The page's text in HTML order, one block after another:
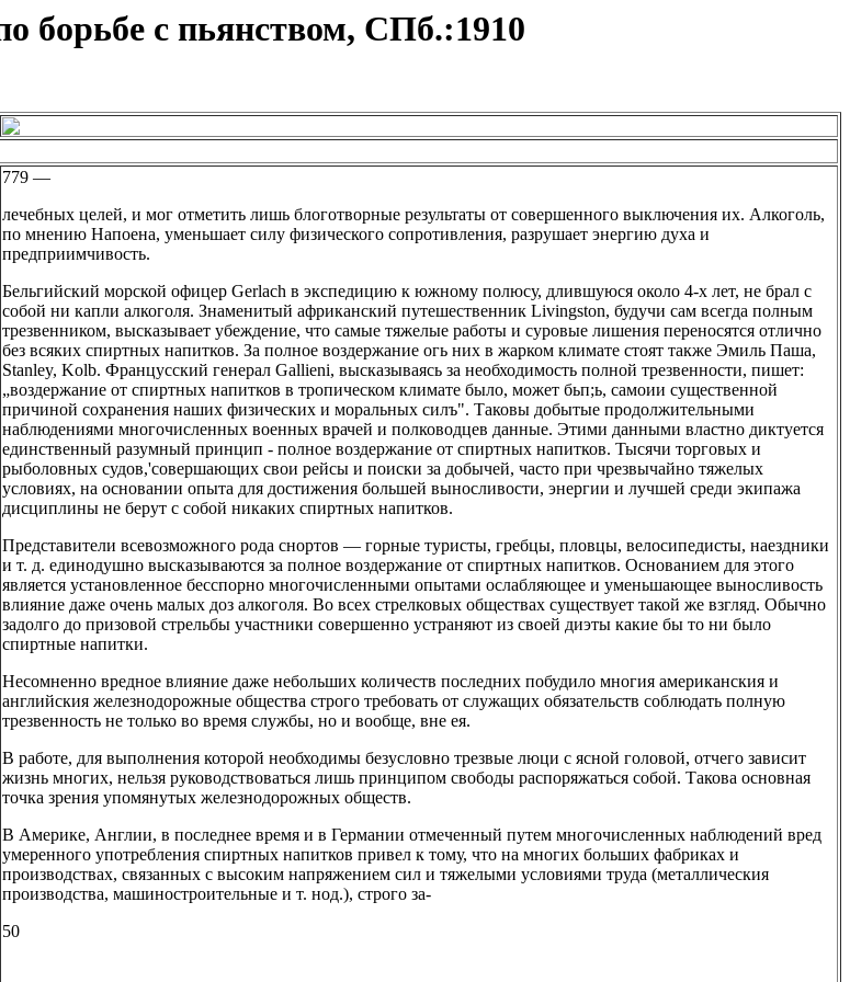
борьбе с пьянством, СПб.:1910
779 —
лечебных целей, и мог отметить лишь блоготворные результаты от совершенного выключения их. Алкоголь,
по мнению Напоена, уменьшает силу физического сопротивления, разрушает энергию духа и
предприимчивость.
Бельгийский морской офицер Gerlach в экспедицию к южному полюсу, длившуюся около 4-х лет, не брал с
собой ни капли алкоголя. Знаменитый африканский путешественник Livingston, будучи сам всегда полным
трезвенником, высказывает убеждение, что самые тяжелые работы и суровые лишения переносятся отлично
без всяких спиртных напитков. За полное воздержание огь них в жарком климате стоят также Эмиль Паша,
Stanley, Kolb. Францусский генерал Gallieni, высказываясь за необходимость полной трезвенности, пишет:
„воздержание от спиртных напитков в тропическом климате было, может бьп;ь, самоии существенной
причиной сохранения наших физических и моральных силъ". Таковы добытые продолжительными
наблюдениями многочисленных военных врачей и полководцев данные. Этими данными властно диктуется
единственный разумный принцип - полное воздержание от спиртных напитков. Тысячи торговых и
рыболовных судов,'совершающих свои рейсы и поиски за добычей, часто при чрезвычайно тяжелых
условиях, на основании опыта для достижения большей выносливости, энергии и лучшей среди экипажа
дисциплины не берут с собой никаких спиртных напитков.
Представители всевозможного рода снортов — горные туристы, гребцы, пловцы, велосипедисты, наездники
и т. д. единодушно высказываются за полное воздержание от спиртных напитков. Основанием для этого
является установленное бесспорно многочисленными опытами ослабляющее и уменьшающее выносливость
влияние даже очень малых доз алкоголя. Во всех стрелковых обществах существует такой же взгляд. Обычно
задолго до призовой стрельбы участники совершенно устраняют из своей диэты какие бы то ни было
спиртные напитки.
Несомненно вредное влияние даже небольших количеств последних побудило многия американския и
английския железнодорожные общества строго требовать от служащих обязательств соблюдать полную
трезвенность не только во время службы, но и вообще, вне ея.
В работе, для выполнения которой необходимы безусловно трезвые люци с ясной головой, отчего зависит
жизнь многих, нельзя руководствоваться лишь принципом свободы распоряжаться собой. Такова основная
точка зрения упомянутых железнодорожных обществ.
В Америке, Англии, в последнее время и в Германии отмеченный путем многочисленных наблюдений вред
умеренного употребления спиртных напитков привел к тому, что на многих больших фабриках и
производствах, связанных с высоким напряжением сил и тяжелыми условиями труда (металлическия
производства, машиностроительные и т. нод.), строго за-
50